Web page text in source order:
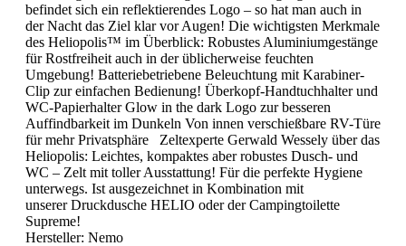
befindet sich ein reflektierendes Logo – so hat man auch in
der Nacht das Ziel klar vor Augen! Die wichtigsten Merkmale
des Heliopolis™ im Überblick: Robustes Aluminiumgestänge
für Rostfreiheit auch in der üblicherweise feuchten
Umgebung! Batteriebetriebene Beleuchtung mit Karabiner-
Clip zur einfachen Bedienung! Überkopf-Handtuchhalter und
WC-Papierhalter Glow in the dark Logo zur besseren
Auffindbarkeit im Dunkeln Von innen verschießbare RV-Türe
für mehr Privatsphäre Zeltexperte Gerwald Wessely über das
Heliopolis: Leichtes, kompaktes aber robustes Dusch- und
WC – Zelt mit toller Ausstattung! Für die perfekte Hygiene
unterwegs. Ist ausgezeichnet in Kombination mit
unserer Druckdusche HELIO oder der Campingtoilette
Supreme!
Hersteller: Nemo